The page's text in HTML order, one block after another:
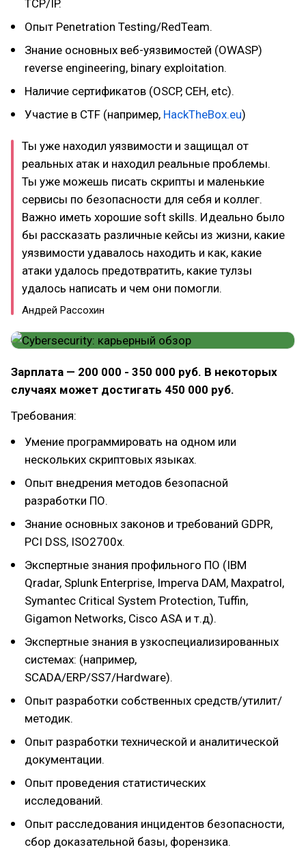
TCP/IP.
Опыт Penetration Testing/RedTeam.
Знание основных веб-уязвимостей (OWASP)
reverse engineering, binary exploitation.
Наличие сертификатов (OSCP, CEH, etc).
Участие в CTF (например, HackTheBox.eu)
Ты уже находил уязвимости и защищал от
реальных атак и находил реальные проблемы.
Ты уже можешь писать скрипты и маленькие
сервисы по безопасности для себя и коллег.
Важно иметь хорошие soft skills. Идеально было
бы рассказать различные кейсы из жизни, какие
уязвимости удавалось находить и как, какие
атаки удалось предотвратить, какие тулзы
удалось написать и чем они помогли.
Андрей Рассохин
Зарплата — 200 000 - 350 000 руб. В некоторых
случаях может достигать 450 000 руб.
Требования:
Умение программировать на одном или
нескольких скриптовых языках.
Опыт внедрения методов безопасной
разработки ПО.
Знание основных законов и требований GDPR,
PCI DSS, ISO2700x.
Экспертные знания профильного ПО (IBM
Qradar, Splunk Enterprise, Imperva DAM, Maxpatrol,
Symantec Critical System Protection, Tuffin,
Gigamon Networks, Cisco ASA и т.д).
Экспертные знания в узкоспециализированных
системах: (например,
SCADA/ERP/SS7/Hardware).
Опыт разработки собственных средств/утилит/
методик.
Опыт разработки технической и аналитической
документации.
Опыт проведения статистических
исследований.
Опыт расследования инцидентов безопасности,
сбор доказательной базы, форензика.